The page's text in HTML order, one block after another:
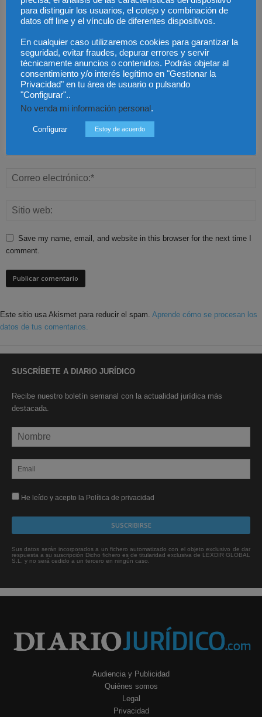
Dejar una respuesta
Save my name, email, and website in this browser for the next time I
comment.
Este sitio usa Akismet para reducir el spam. Aprende cómo se procesan los
datos de tus comentarios.
SUSCRÍBETE A DIARIO JURÍDICO
Recibe nuestro boletín semanal con la actualidad jurídica más
destacada.
He leído y acepto la Política de privacidad
Sus datos serán incorporados a un fichero automatizado con el objeto exclusivo de dar
respuesta a su suscripción Dicho fichero es de titularidad exclusiva de LEXDIR GLOBAL
S.L. y no será cedido a un tercero en ningún caso.
Audiencia y Publicidad
Quiénes somos
Legal
Privacidad
para distinguir los usuarios, el cotejo y combinación de
datos off line y el vínculo de diferentes dispositivos.
En cualquier caso utilizaremos cookies para garantizar la
seguridad, evitar fraudes, depurar errores y servir
técnicamente anuncios o contenidos. Podrás objetar al
consentimiento y/o interés legítimo en "Gestionar la
Privacidad" en tu área de usuario o pulsando
"Configurar"..
No venda mi información personal.
Configurar Estoy de acuerdo